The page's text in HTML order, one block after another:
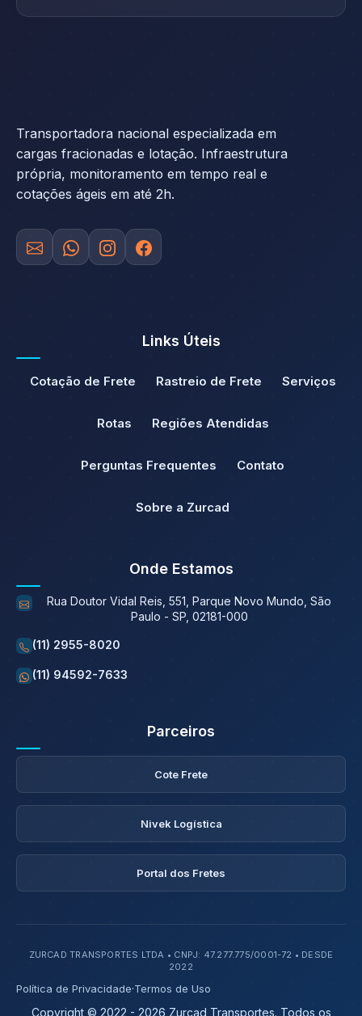
Transportadora nacional especializada em
cargas fracionadas e lotação. Infraestrutura
própria, monitoramento em tempo real e
cotações ágeis em até 2h.
Links Úteis
Cotação de Frete Rastreio de Frete Serviços
Rotas Regiões Atendidas
Perguntas Frequentes Contato
Sobre a Zurcad
Onde Estamos
Rua Doutor Vidal Reis, 551, Parque Novo Mundo, São
Paulo - SP, 02181-000
(11) 2955-8020
(11) 94592-7633
Parceiros
Cote Frete
Nivek Logística
Portal dos Fretes
ZURCAD TRANSPORTES LTDA • CNPJ: 47.277.775/0001-72 • DESDE
2022
Política de Privacidade·Termos de Uso
Copyright © 2022 - 2026 Zurcad Transportes. Todos os